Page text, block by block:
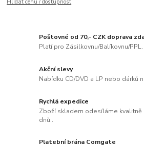
Hlídat cenu / dostupnost
Poštovné od 70,- CZK doprava
Platí pro Zásilkovnu/Balíkovnu/PPL.
Akční slevy
Nabídku CD/DVD a LP nebo dárků
Rychlá expedice
Zboží skladem odesíláme kvalitně
dnů..
Platební brána Comgate